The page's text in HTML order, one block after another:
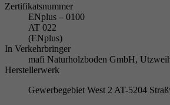
Zertifikatsnummer
ENplus – 0100
AT 022
(ENplus)
In Verkehrbringer
mafi Naturholzboden GmbH,
Herstellerwerk
Gewerbegebiet West 2 AT-5204